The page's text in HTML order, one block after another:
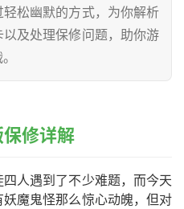
松幽默的方式，为你解析
及处理保修问题，助你游
修详解
人遇到了不少难题，而今天
魔鬼怪那么惊心动魄，但对